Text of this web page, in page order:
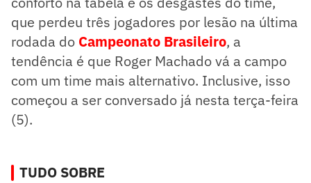
que perdeu três jogadores por lesão na última
rodada do Campeonato Brasileiro, a
tendência é que Roger Machado vá a campo
com um time mais alternativo. Inclusive, isso
começou a ser conversado já nesta terça-feira
(5).
TUDO SOBRE